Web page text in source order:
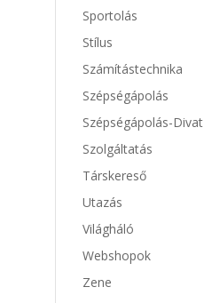
Sportolás
Stílus
Számítástechnika
Szépségápolás
Szépségápolás-Divat
Szolgáltatás
Társkereső
Utazás
Világháló
Webshopok
Zene